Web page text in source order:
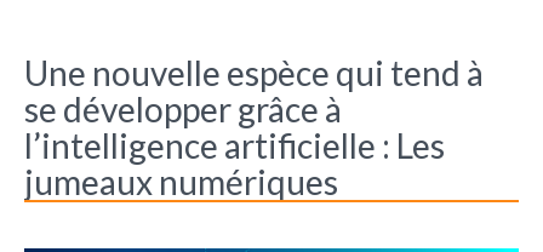
Une nouvelle espèce qui tend à
se développer grâce à
l’intelligence artificielle : Les
jumeaux numériques